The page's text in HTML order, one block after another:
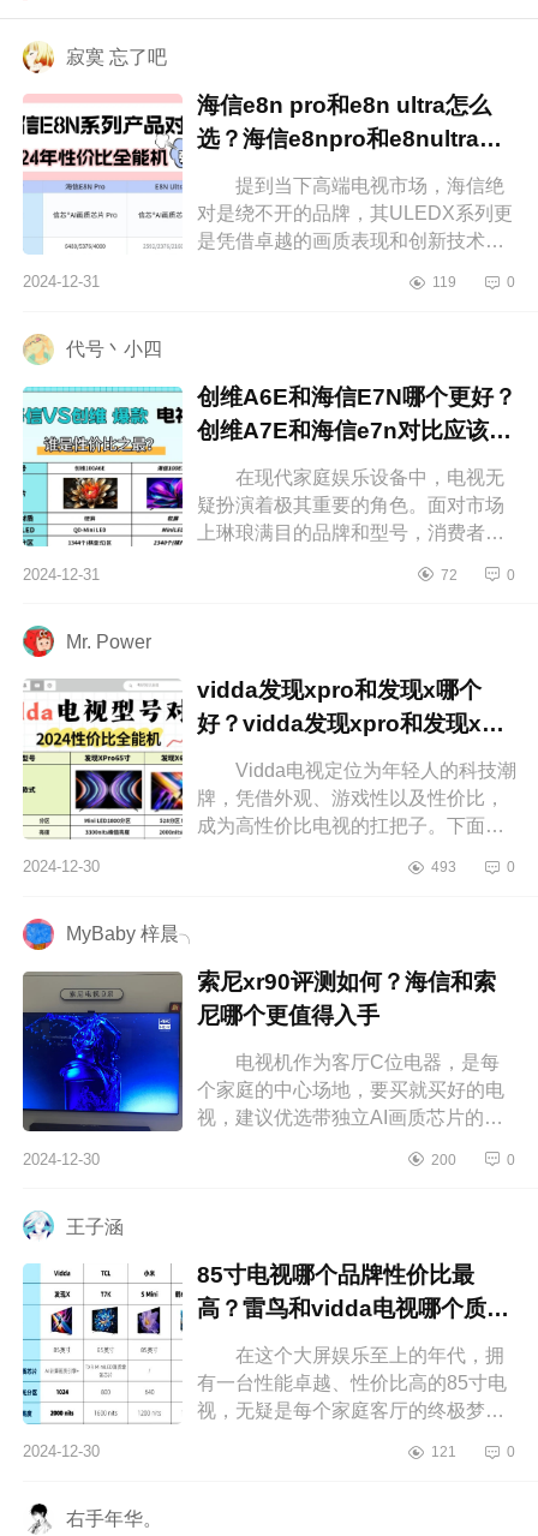
寂寞 忘了吧
海信e8n pro和e8n ultra怎么
选？海信e8npro和e8nultra区
提到当下高端电视市场，海信绝
对是绕不开的品牌，其ULEDX系列更
是凭借卓越的画质表现和创新技术赢
大家介绍下海信e8npro和e8nultra怎
2024-12-31 119 0
代号丶小四
创维A6E和海信E7N哪个更好？
创维A7E和海信e7n对比应该如
在现代家庭娱乐设备中，电视无
疑扮演着极其重要的角色。面对市场
上琳琅满目的品牌和型号，消费者常
创维A6E和海信E7N哪个更好？创维
2024-12-31 72 0
Mr. Power
vidda发现xpro和发现x哪个
好？vidda发现xpro和发现x应
该如何选
Vidda电视定位为年轻人的科技潮
牌，凭借外观、游戏性以及性价比，
成为高性价比电视的扛把子。下面小
x哪个好？vidda发现xpro和发现x应...
2024-12-30 493 0
MyBaby 梓晨╮
索尼xr90评测如何？海信和索
尼哪个更值得入手
电视机作为客厅C位电器，是每
个家庭的中心场地，要买就买好的电
视，建议优选带独立AI画质芯片的电
刷，响应速度快，能够一步做到清晰
2024-12-30 200 0
王子涵
85寸电视哪个品牌性价比最
高？雷鸟和vidda电视哪个质量
在这个大屏娱乐至上的年代，拥
有一台性能卓越、性价比高的85寸电
视，无疑是每个家庭客厅的终极梦
沙发上，享受影院级别的视觉盛宴，
2024-12-30 121 0
右手年华。